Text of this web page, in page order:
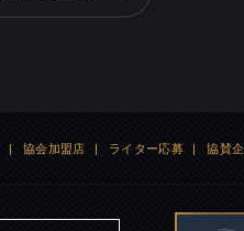
| 協会加盟店 | ライター応募 | 協賛